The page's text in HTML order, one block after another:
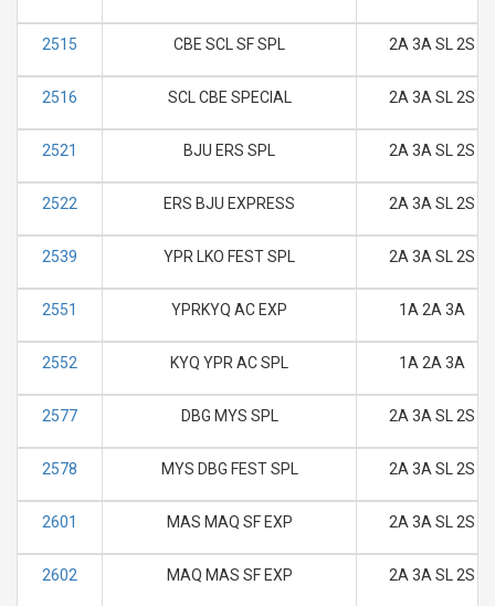
2515 CBE SCL SF SPL 2A 3A SL 2S
2516 SCL CBE SPECIAL 2A 3A SL 2S
2521 BJU ERS SPL 2A 3A SL 2S
2522 ERS BJU EXPRESS 2A 3A SL 2S
2539 YPR LKO FEST SPL 2A 3A SL 2S
2551 YPRKYQ AC EXP 1A 2A 3A
2552 KYQ YPR AC SPL 1A 2A 3A
2577 DBG MYS SPL 2A 3A SL 2S
2578 MYS DBG FEST SPL 2A 3A SL 2S
2601 MAS MAQ SF EXP 2A 3A SL 2S
2602 MAQ MAS SF EXP 2A 3A SL 2S